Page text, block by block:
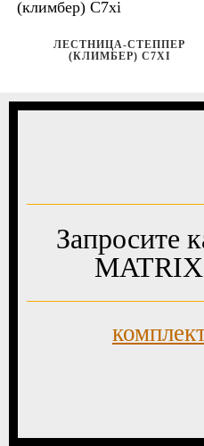
ЛЕСТНИЦА-СТЕППЕР
(КЛИМБЕР) C7XI
Запросите
MATRIX